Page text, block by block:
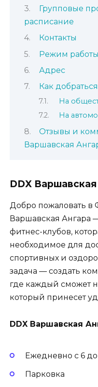
Групповые
расписание
Контакты
Режим работы
Адрес
Как добраться
На
На
Отзывы и
Варшавская
DDX
Добро пожаловать в
Варшавская Ангара
фитнес-клубов,
необходимое для
спортивных и
задача — создать
где каждый сможет
который принесет
DDX Варшавская
Ежедневно с 6
Парковка